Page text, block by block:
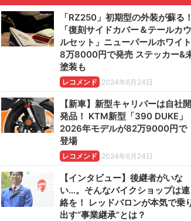
「RZ250」初期型の外装が蘇る！
「復刻サイドカバー＆テールカウ
ルセット」ニューパールホワイト
8万8000円で発売 ステッカー&
塗装も
レコメンド 2024年6月24日
【新車】新型キャリパーは自社開
発品！ KTM新型「390 DUKE」
2026年モデルが82万9000円で
登場
レコメンド 2024年6月24日
【インタビュー】後継者がいな
い…。そんなバイクショップは連
絡を！ レッドバロンが本気で乗
出す“事業継承”とは？